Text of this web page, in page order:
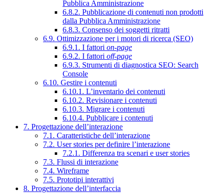
Pubblica Amministrazione
6.8.2. Pubblicazione di contenuti non prodotti
dalla Pubblica Amministrazione
6.8.3. Consenso dei soggetti ritratti
6.9. Ottimizzazione per i motori di ricerca (SEO)
6.9.1. I fattori on-page
6.9.2. I fattori off-page
6.9.3. Strumenti di diagnostica SEO: Search
Console
6.10. Gestire i contenuti
6.10.1. L’inventario dei contenuti
6.10.2. Revisionare i contenuti
6.10.3. Migrare i contenuti
6.10.4. Pubblicare i contenuti
7. Progettazione dell’interazione
7.1. Caratteristiche dell’interazione
7.2. User stories per definire l’interazione
7.2.1. Differenza tra scenari e user stories
7.3. Flussi di interazione
7.4. Wireframe
7.5. Prototipi interattivi
8. Progettazione dell’interfaccia